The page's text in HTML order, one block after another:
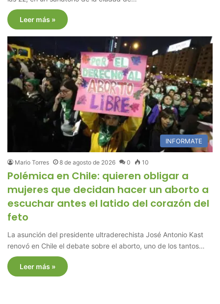
Leer más »
INFORMATE
Mario Torres 8 de agosto de 2026 0 10
Polémica en Chile: quieren obligar a
mujeres que decidan hacer un aborto a
escuchar antes el latido del corazón del
feto
La asunción del presidente ultraderechista José Antonio Kast
renovó en Chile el debate sobre el aborto, uno de los tantos…
Leer más »